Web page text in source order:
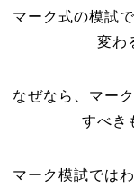
マーク式の模試
変わ
なぜなら、マー
すべき
マーク模試では